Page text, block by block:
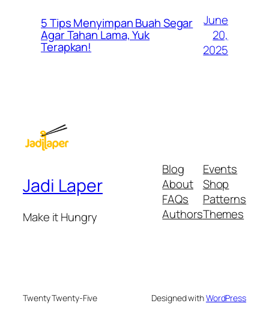
5 Tips Menyimpan Buah Segar
Agar Tahan Lama, Yuk
Terapkan!
June
20,
2025
Jadi Laper
Make it Hungry
Blog
About
FAQs
Authors
Events
Shop
Patterns
Themes
Twenty Twenty-Five Designed withWordPress